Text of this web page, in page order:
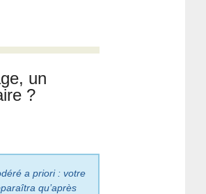
un
?
a priori : votre
qu’après